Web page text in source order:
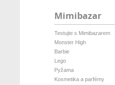
Mimibazar
Testujte s Mimibazarem
Monster High
Barbie
Lego
Pyžama
Kosmetika a parfémy